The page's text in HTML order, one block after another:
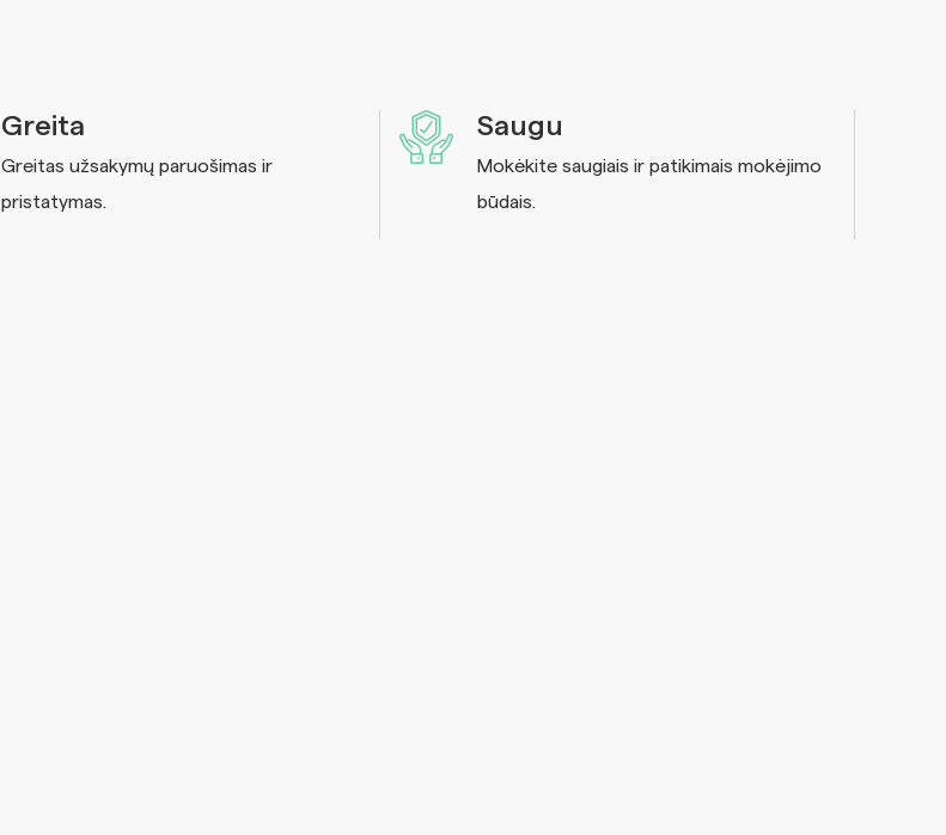
Greita
Greitas užsakymų paruošimas ir
pristatymas.
Saugu
Mokėkite saugiais ir patikimais mokėjimo
būdais.